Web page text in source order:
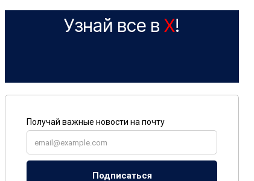
Узнай все в X!